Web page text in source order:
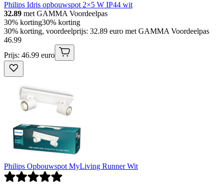
Philips Idris opbouwspot 2×5 W IP44 wit
32.89 met GAMMA Voordeelpas
30% korting30% korting
30% korting, voordeelprijs: 32.89 euro met GAMMA Voordeelpas
46.99
Prijs: 46.99 euro
Philips Opbouwspot MyLiving Runner Wit